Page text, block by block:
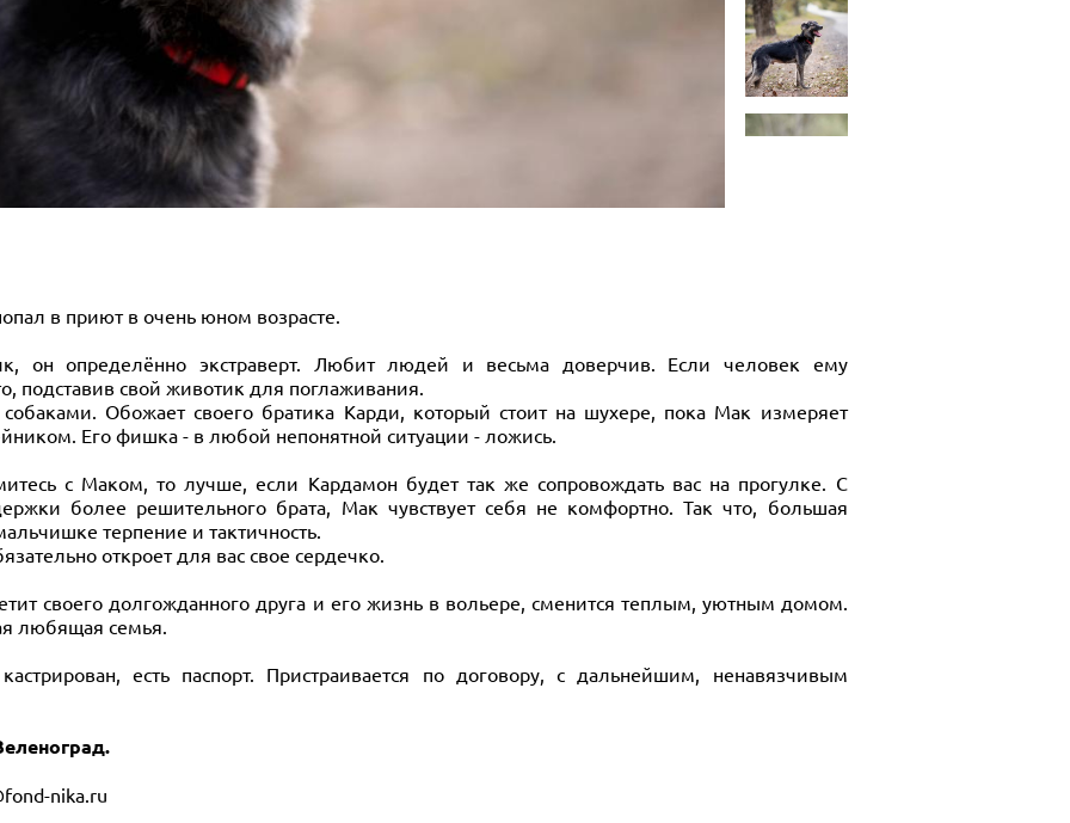
в приют в очень юном возрасте.
он определённо экстраверт. Любит людей и весьма доверчив. Если человек ему
подставив свой животик для поглаживания.
Обожает своего братика Карди, который стоит на шухере, пока Мак измеряет
Его фишка - в любой непонятной ситуации - ложись.
с Маком, то лучше, если Кардамон будет так же сопровождать вас на прогулке. С
более решительного брата, Мак чувствует себя не комфортно. Так что, большая
терпение и тактичность.
откроет для вас свое сердечко.
своего долгожданного друга и его жизнь в вольере, сменится теплым, уютным домом.
любящая семья.
есть паспорт. Пристраивается по договору, с дальнейшим, ненавязчивым
nika.ru